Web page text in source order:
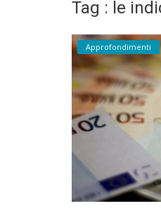
Informazioni
Approfondimenti
Tag : le
Approfondimenti